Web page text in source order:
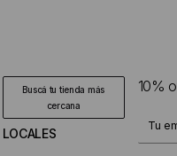
Buscá tu tienda más
cercana
LOCALES
10%
¡Te